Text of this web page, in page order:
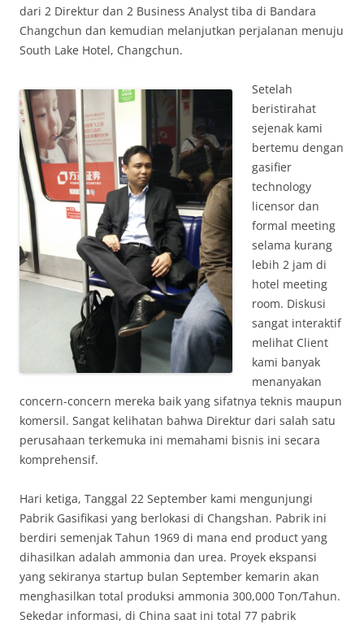
dari 2 Direktur dan 2 Business Analyst tiba di Bandara
Changchun dan kemudian melanjutkan perjalanan menuju
South Lake Hotel, Changchun.
Setelah
beristirahat
sejenak kami
bertemu dengan
gasifier
technology
licensor dan
formal meeting
selama kurang
lebih 2 jam di
hotel meeting
room. Diskusi
sangat interaktif
melihat Client
kami banyak
menanyakan
concern-concern mereka baik yang sifatnya teknis maupun
komersil. Sangat kelihatan bahwa Direktur dari salah satu
perusahaan terkemuka ini memahami bisnis ini secara
komprehensif.
Hari ketiga, Tanggal 22 September kami mengunjungi
Pabrik Gasifikasi yang berlokasi di Changshan. Pabrik ini
berdiri semenjak Tahun 1969 di mana end product yang
dihasilkan adalah ammonia dan urea. Proyek ekspansi
yang sekiranya startup bulan September kemarin akan
menghasilkan total produksi ammonia 300,000 Ton/Tahun.
Sekedar informasi, di China saat ini total 77 pabrik